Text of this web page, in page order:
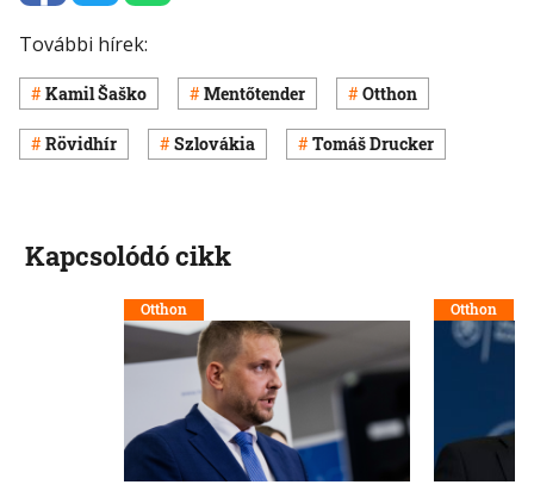
További hírek:
Kamil Šaško Mentőtender Otthon
Rövidhír Szlovákia Tomáš Drucker
Kapcsolódó cikk
Otthon Otthon